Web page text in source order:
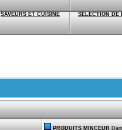
SAVEURS ET CUISINE SELECTION DE
PRODUITS MINCEUR